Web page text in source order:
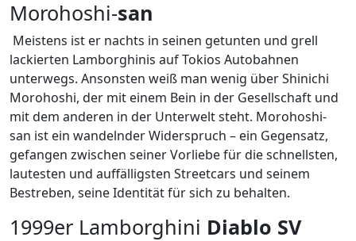
Morohoshi-san
Meistens ist er nachts in seinen getunten und grell
lackierten Lamborghinis auf Tokios Autobahnen
unterwegs. Ansonsten weiß man wenig über Shinichi
Morohoshi, der mit einem Bein in der Gesellschaft und
mit dem anderen in der Unterwelt steht. Morohoshi-
san ist ein wandelnder Widerspruch – ein Gegensatz,
gefangen zwischen seiner Vorliebe für die schnellsten,
lautesten und auffälligsten Streetcars und seinem
Bestreben, seine Identität für sich zu behalten.
1999er Lamborghini Diablo SV